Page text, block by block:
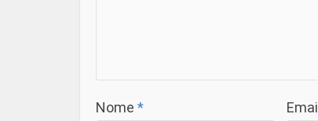
Nome * Email